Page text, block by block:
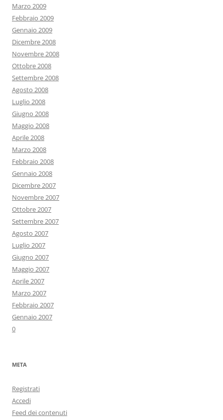
Marzo 2009
Febbraio 2009
Gennaio 2009
Dicembre 2008
Novembre 2008
Ottobre 2008
Settembre 2008
Agosto 2008
Luglio 2008
Giugno 2008
Maggio 2008
Aprile 2008
Marzo 2008
Febbraio 2008
Gennaio 2008
Dicembre 2007
Novembre 2007
Ottobre 2007
Settembre 2007
Agosto 2007
Luglio 2007
Giugno 2007
Maggio 2007
Aprile 2007
Marzo 2007
Febbraio 2007
Gennaio 2007
0
META
Registrati
Accedi
Feed dei contenuti